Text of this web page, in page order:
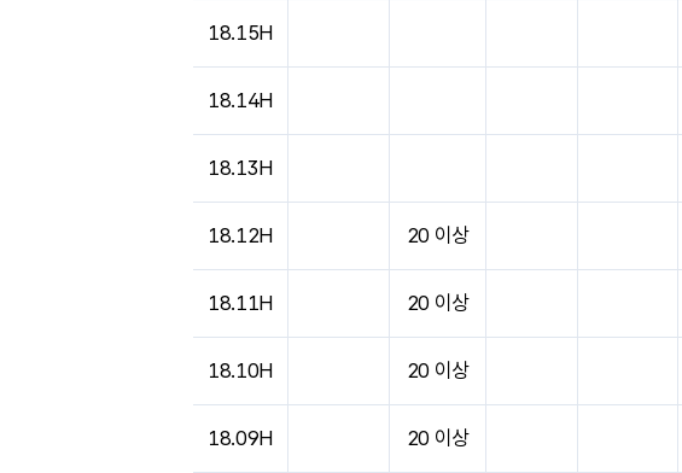
18.15H
18.14H
18.13H
18.12H 20 이상
18.11H 20 이상
18.10H 20 이상
18.09H 20 이상